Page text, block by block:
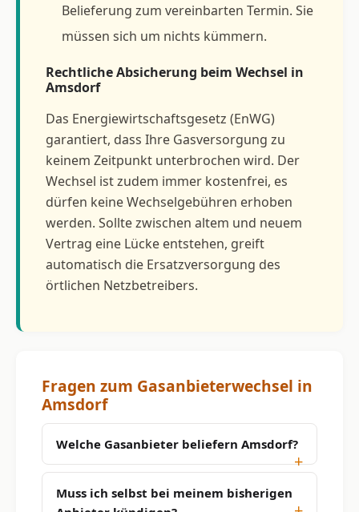
Belieferung zum vereinbarten Termin. Sie
müssen sich um nichts kümmern.
Rechtliche Absicherung beim Wechsel in
Amsdorf
Das Energiewirtschaftsgesetz (EnWG)
garantiert, dass Ihre Gasversorgung zu
keinem Zeitpunkt unterbrochen wird. Der
Wechsel ist zudem immer kostenfrei, es
dürfen keine Wechselgebühren erhoben
werden. Sollte zwischen altem und neuem
Vertrag eine Lücke entstehen, greift
automatisch die Ersatzversorgung des
örtlichen Netzbetreibers.
Fragen zum Gasanbieterwechsel in
Amsdorf
Welche Gasanbieter beliefern Amsdorf?
Muss ich selbst bei meinem bisherigen